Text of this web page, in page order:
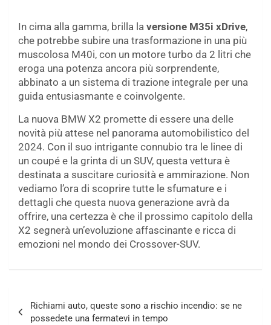
In cima alla gamma, brilla la versione M35i xDrive,
che potrebbe subire una trasformazione in una più
muscolosa M40i, con un motore turbo da 2 litri che
eroga una potenza ancora più sorprendente,
abbinato a un sistema di trazione integrale per una
guida entusiasmante e coinvolgente.
La nuova BMW X2 promette di essere una delle
novità più attese nel panorama automobilistico del
2024. Con il suo intrigante connubio tra le linee di
un coupé e la grinta di un SUV, questa vettura è
destinata a suscitare curiosità e ammirazione. Non
vediamo l’ora di scoprire tutte le sfumature e i
dettagli che questa nuova generazione avrà da
offrire, una certezza è che il prossimo capitolo della
X2 segnerà un’evoluzione affascinante e ricca di
emozioni nel mondo dei Crossover-SUV.
articoli
Richiami auto, queste sono a rischio incendio: se ne
possedete una fermatevi in tempo